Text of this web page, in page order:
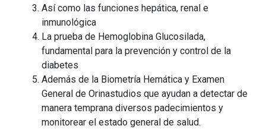
Así como las funciones hepática, renal e
inmunológica
La prueba de Hemoglobina Glucosilada,
fundamental para la prevención y control de la
diabetes
Además de la Biometría Hemática y Examen
General de Orinastudios que ayudan a detectar de
manera temprana diversos padecimientos y
monitorear el estado general de salud.